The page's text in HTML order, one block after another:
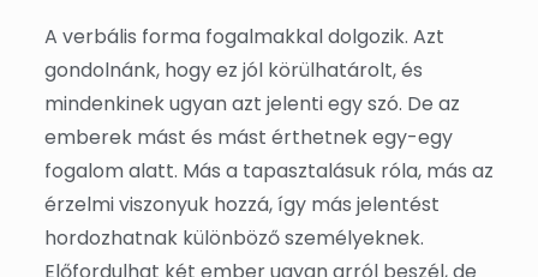
A verbális forma fogalmakkal dolgozik. Azt
gondolnánk, hogy ez jól körülhatárolt, és
mindenkinek ugyan azt jelenti egy szó. De az
emberek mást és mást érthetnek egy-egy
fogalom alatt. Más a tapasztalásuk róla, más az
érzelmi viszonyuk hozzá, így más jelentést
hordozhatnak különböző személyeknek.
Előfordulhat két ember ugyan arról beszél, de